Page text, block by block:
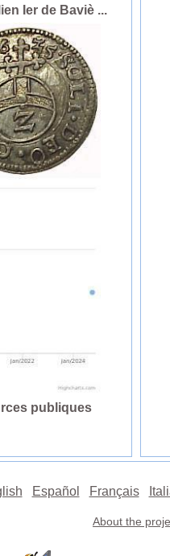
Ier de Baviè ...
publiques
Español Français
About the